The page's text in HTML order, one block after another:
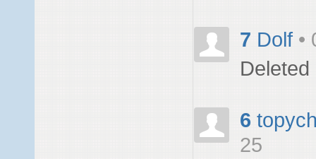
7 Dolf •
Deleted
6
25